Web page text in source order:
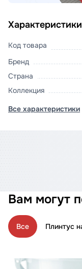
Код товара
Бренд
Страна
Коллекция
Все характеристики
Вам могут
Все Плинтус